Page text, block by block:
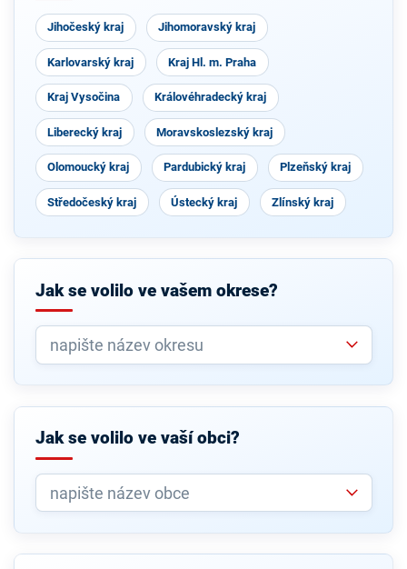
Jihočeský kraj Jihomoravský kraj
Karlovarský kraj Kraj Hl. m. Praha
Kraj Vysočina Královéhradecký kraj
Liberecký kraj Moravskoslezský kraj
Olomoucký kraj Pardubický kraj Plzeňský kraj
Středočeský kraj Ústecký kraj Zlínský kraj
Jak se volilo ve vašem okrese?
Jak se volilo ve vaší obci?